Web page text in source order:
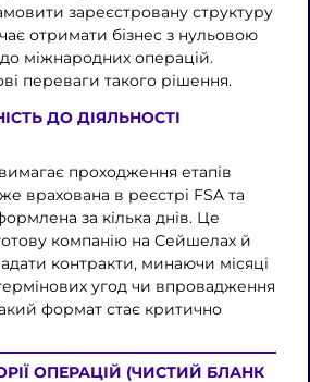
зареєстровану структуру
отримати бізнес з нульовою
міжнародних операцій.
переваги такого рішення.
ДО ДІЯЛЬНОСТІ
проходження етапів
врахована в реєстрі FSA та
за кілька днів. Це
компанію на Сейшелах й
контракти, минаючи місяці
угод чи впровадження
формат стає критично
ОПЕРАЦІЙ (ЧИСТИЙ БЛАНК